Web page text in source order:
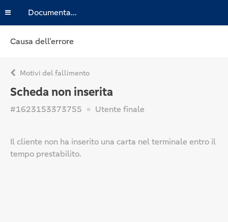
Documentazione
Causa dell’errore
Motivi del fallimento
Scheda non inserita
#1623153373755 Utente finale
Il cliente non ha inserito una carta nel terminale entro il
tempo prestabilito.